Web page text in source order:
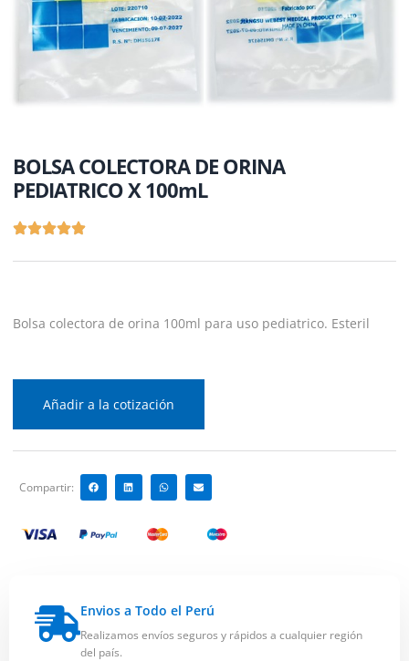
BOLSA COLECTORA DE ORINA
PEDIATRICO X 100mL
Bolsa colectora de orina 100ml para uso pediatrico. Esteril
Añadir a la cotización
Compartir:
Envios a Todo el Perú
Realizamos envíos seguros y rápidos a cualquier región
del país.